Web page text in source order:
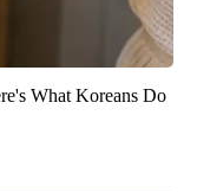
What Koreans Do